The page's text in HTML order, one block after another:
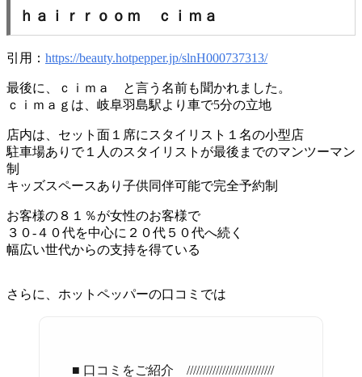
ｈａｉｒｒｏｏｍ ｃｉｍａ
引用： https://beauty.hotpepper.jp/slnH000737313/
最後に、ｃｉｍａ と言う名前も聞かれました。
ｃｉｍａｇは、岐阜羽島駅より車で5分の立地
店内は、セット面１席にスタイリスト１名の小型店
駐車場ありで１人のスタイリストが最後までのマンツーマン
制
キッズスペースあり子供同伴可能で完全予約制
お客様の８１％が女性のお客様で
３０-４０代を中心に２０代５０代へ続く
幅広い世代からの支持を得ている
さらに、ホットペッパーの口コミでは
■ 口コミをご紹介 ///////////////////////////